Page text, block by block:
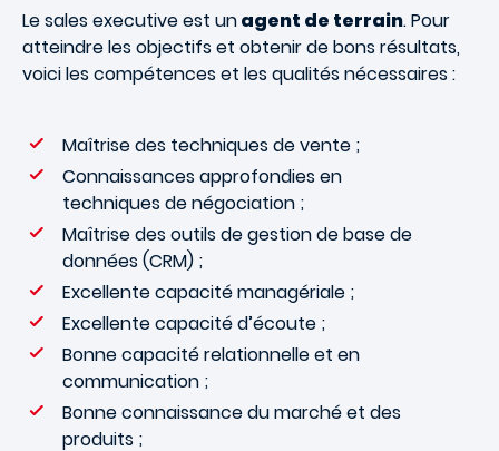
Le sales executive est unagent de terrain. Pour
atteindre les objectifs et obtenir de bons résultats,
voici les compétences et les qualités nécessaires :
Maîtrise des techniques de vente ;
Connaissances approfondies en
techniques de négociation ;
Maîtrise des outils de gestion de base de
données (CRM) ;
Excellente capacité managériale ;
Excellente capacité d’écoute ;
Bonne capacité relationnelle et en
communication ;
Bonne connaissance du marché et des
produits ;